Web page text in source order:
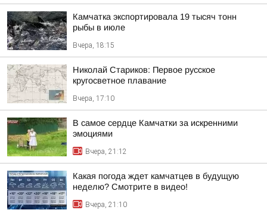
Камчатка экспортировала 19 тысяч тонн
рыбы в июле
Вчера, 18:15
Николай Стариков: Первое русское
кругосветное плавание
Вчера, 17:10
В самое сердце Камчатки за искренними
эмоциями
Вчера, 21:12
Какая погода ждет камчатцев в будущую
неделю? Cмотрите в видео!
Вчера, 21:10